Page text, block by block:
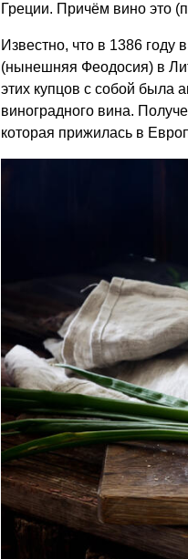
Греции. Причём вино это
Известно, что в 1386
(нынешняя Феодосия) в
этих купцов с собой была
виноградного вина.
которая прижилась в